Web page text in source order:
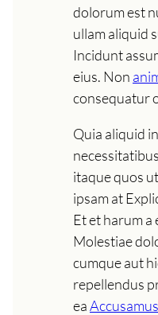
dolorum est
ullam aliquid
Incidunt
eius. Non
consequatur
Quia aliquid
itaque quos
ipsam at
Et et harum a
Molestiae
cumque aut
repellendus
ea